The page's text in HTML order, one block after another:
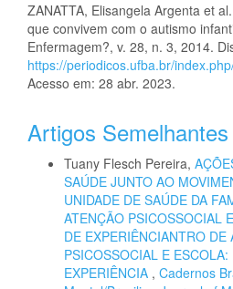
ZANATTA, Elisangela Argenta et
que convivem com o autismo
Enfermagem?, v. 28, n. 3, 2014.
https://periodicos.ufba.br/
Acesso em: 28 abr. 2023.
Artigos Semelhantes
Tuany Flesch Pereira,
SAÚDE JUNTO AO
UNIDADE DE SAÚDE DA
ATENÇÃO PSICOSSOCIAL
DE EXPERIÊNCIANTRO DE
PSICOSSOCIAL E
EXPERIÊNCIA , Cadernos